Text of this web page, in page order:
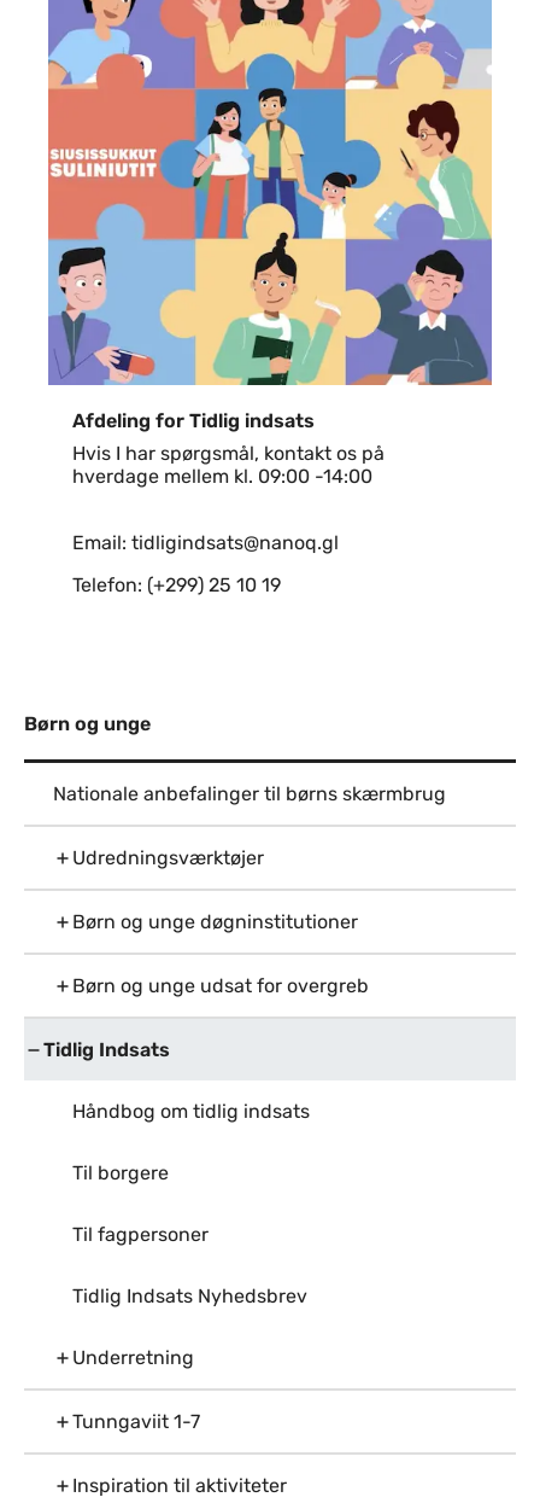
Afdeling for Tidlig indsats
Hvis I har spørgsmål, kontakt os på
hverdage mellem kl. 09:00 -14:00
Email: tidligindsats@nanoq.gl
Telefon: (+299) 25 10 19
Børn og unge
Nationale anbefalinger til børns skærmbrug
Udredningsværktøjer
Børn og unge døgninstitutioner
Børn og unge udsat for overgreb
Tidlig Indsats
Håndbog om tidlig indsats
Til borgere
Til fagpersoner
Tidlig Indsats Nyhedsbrev
Underretning
Tunngaviit 1-7
Inspiration til aktiviteter